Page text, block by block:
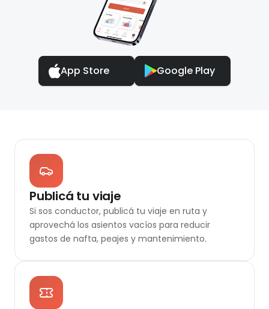
App Store Google Play
Publicá tu viaje
Si sos conductor, publicá tu viaje en ruta y
aprovechá los asientos vacíos para reducir
gastos de nafta, peajes y mantenimiento.